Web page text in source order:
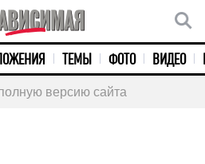
ТЕМЫ ФОТО ВИДЕО
версию сайта